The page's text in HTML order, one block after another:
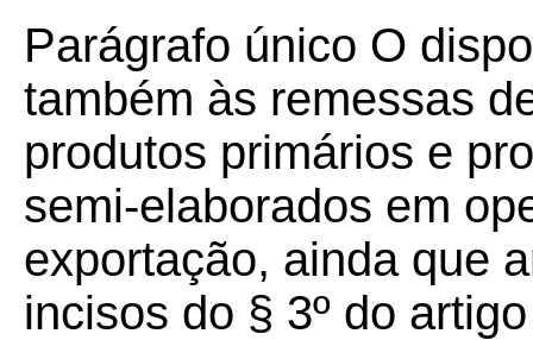
Parágrafo único O
também às remessas
produtos primários e
semi-elaborados em
exportação, ainda que
incisos do § 3º do artigo